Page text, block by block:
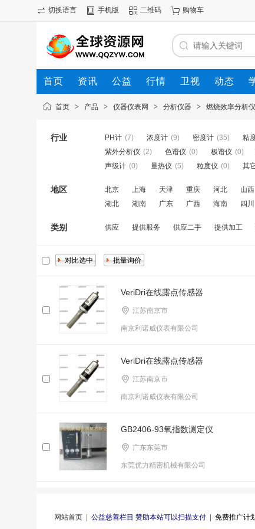
切换语言 手机版 二维码 购物车
首页 资讯 公益 行情 卫视 动态
首页 > 产品 > 仪器仪表网 > 分析仪器 > 燃烧效率分析仪
行业 PH计 (7) 浓度计 (9) 密度计 (35) 粘
紫外分析仪 (2) 色谱仪 (0) 极谱仪 (0)
声级计 (0) 量热仪 (5) 粒度仪 (0) 其
地区 北京 上海 天津 重庆 河北 山西
湖北
湖南 广东 广西 海南 四川
类别 供应 提供服务 供应二手 提供加工
VeriDri在线露点传感器
江苏南京市
南京利诺威仪表有限公司
VeriDri在线露点传感器
江苏南京市
南京利诺威仪表有限公司
GB2406-93氧指数测定仪
广东东莞市
东莞优力精密机械有限公司
网站首页| 公益慈善栏目 赞助本站可以扫描支付| 免费推广计划